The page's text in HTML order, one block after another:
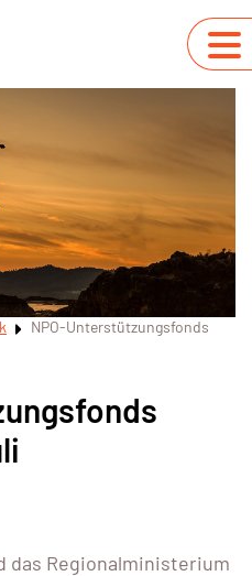
NPO-Unterstützungsfonds
das Regionalministerium